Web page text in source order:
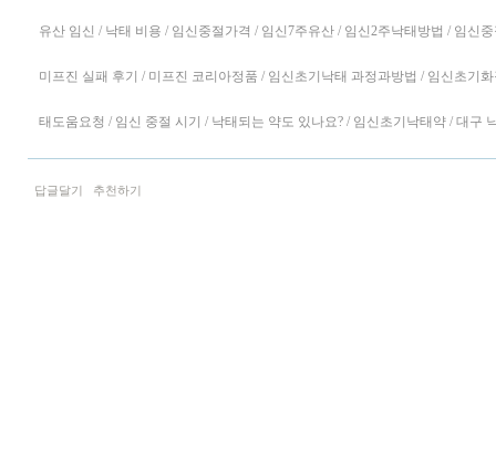
유산 임신 / 낙태 비용 / 임신중절가격 / 임신7주유산 / 임신2주낙태방법 / 임신
미프진 실패 후기 / 미프진 코리아정품 / 임신초기낙태 과정과방법 / 임신초기
태도움요청 / 임신 중절 시기 / 낙태되는 약도 있나요? / 임신초기낙태약 / 대구
답글달기 추천하기